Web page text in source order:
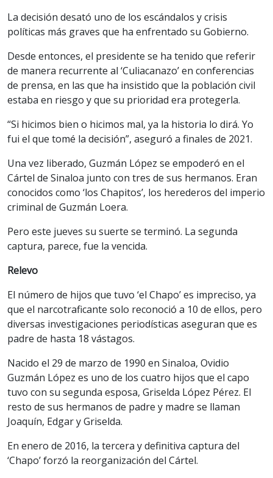
La decisión desató uno de los escándalos y crisis
políticas más graves que ha enfrentado su Gobierno.
Desde entonces, el presidente se ha tenido que referir
de manera recurrente al ‘Culiacanazo’ en conferencias
de prensa, en las que ha insistido que la población civil
estaba en riesgo y que su prioridad era protegerla.
“Si hicimos bien o hicimos mal, ya la historia lo dirá. Yo
fui el que tomé la decisión”, aseguró a finales de 2021.
Una vez liberado, Guzmán López se empoderó en el
Cártel de Sinaloa junto con tres de sus hermanos. Eran
conocidos como ‘los Chapitos’, los herederos del imperio
criminal de Guzmán Loera.
Pero este jueves su suerte se terminó. La segunda
captura, parece, fue la vencida.
Relevo
El número de hijos que tuvo ‘el Chapo’ es impreciso, ya
que el narcotraficante solo reconoció a 10 de ellos, pero
diversas investigaciones periodísticas aseguran que es
padre de hasta 18 vástagos.
Nacido el 29 de marzo de 1990 en Sinaloa, Ovidio
Guzmán López es uno de los cuatro hijos que el capo
tuvo con su segunda esposa, Griselda López Pérez. El
resto de sus hermanos de padre y madre se llaman
Joaquín, Edgar y Griselda.
En enero de 2016, la tercera y definitiva captura del
‘Chapo’ forzó la reorganización del Cártel.